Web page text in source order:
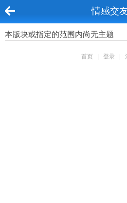
情感交
本版块或指定的范围内尚无主题
首页 登录